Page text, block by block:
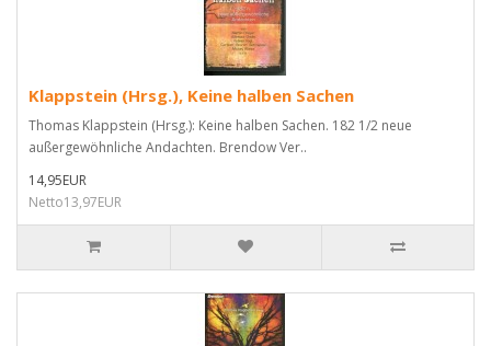
Klappstein (Hrsg.), Keine halben Sachen
Thomas Klappstein (Hrsg.): Keine halben Sachen. 182 1/2 neue
außergewöhnliche Andachten. Brendow Ver..
14,95EUR
Netto13,97EUR